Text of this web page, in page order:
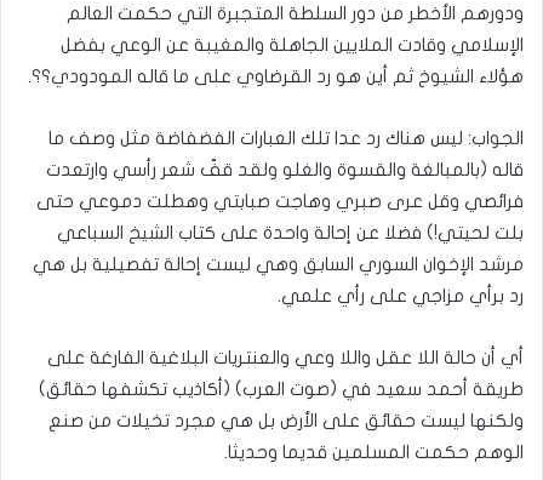
ودورهم الأخطر من دور السلطة المتجبرة التي حكمت العالم
الإسلامي وقادت الملايين الجاهلة والمغيبة عن الوعي بفضل
هؤلاء الشيوخ ثم أين هو رد القرضاوي على ما قاله المودودي؟؟.
الجواب: ليس هناك رد عدا تلك العبارات الفضفاضة مثل وصف ما
قاله (بالمبالغة والقسوة والغلو ولقد قفّ شعر رأسي وارتعدت
فرائصي وقل عرى صبري وهاجت صبابتي وهطلت دموعي حتى
بلت لحيتي!) فضلا عن إحالة واحدة على كتاب الشيخ السباعي
مرشد الإخوان السوري السابق وهي ليست إحالة تفصيلية بل هي
رد برأي مزاجي على رأي علمي.
أي أن حالة اللا عقل واللا وعي والعنتريات البلاغية الفارغة على
طريقة أحمد سعيد في (صوت العرب) (أكاذيب تكشفها حقائق)
ولكنها ليست حقائق على الأرض بل هي مجرد تخيلات من صنع
الوهم حكمت المسلمين قديما وحديثا.